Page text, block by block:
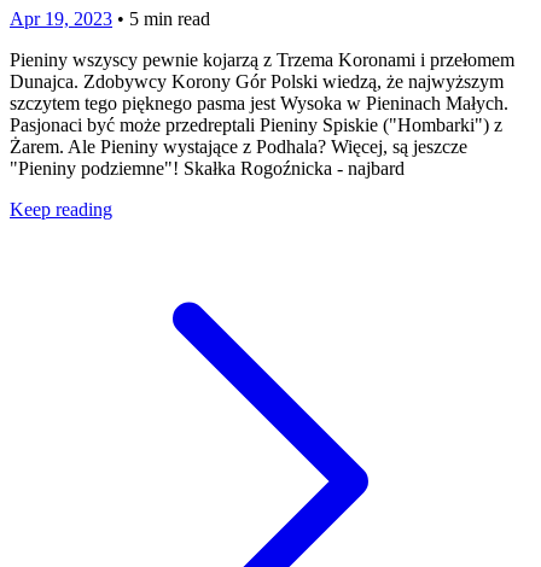
Apr 19, 2023 • 5 min read
Pieniny wszyscy pewnie kojarzą z Trzema Koronami i przełomem
Dunajca. Zdobywcy Korony Gór Polski wiedzą, że najwyższym
szczytem tego pięknego pasma jest Wysoka w Pieninach Małych.
Pasjonaci być może przedreptali Pieniny Spiskie ("Hombarki") z
Żarem. Ale Pieniny wystające z Podhala? Więcej, są jeszcze
"Pieniny podziemne"! Skałka Rogoźnicka - najbard
Keep reading